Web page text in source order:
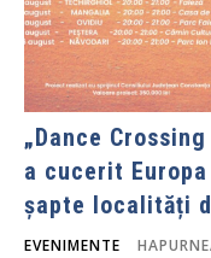
„Dance
a cucerit
șapte localități
EVENIMENTE